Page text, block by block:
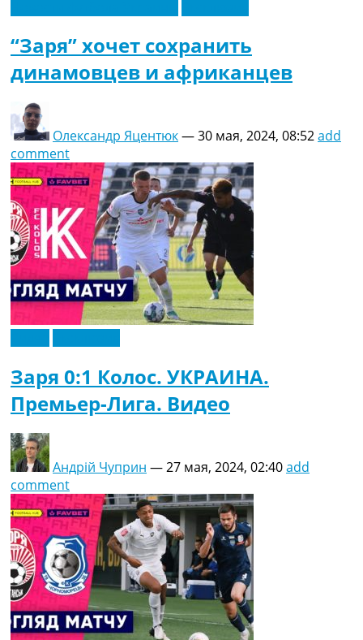
“Заря” хочет сохранить
динамовцев и африканцев
Олександр Яцентюк—30 мая, 2024, 08:52add
comment
Заря 0:1 Колос. УКРАИНА.
Премьер-Лига. Видео
Андрій Чуприн —27 мая, 2024, 02:40add
comment